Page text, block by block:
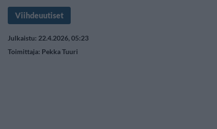
Viihdeuutiset
Julkaistu: 22.4.2026, 05:23
Toimittaja: Pekka Tuuri